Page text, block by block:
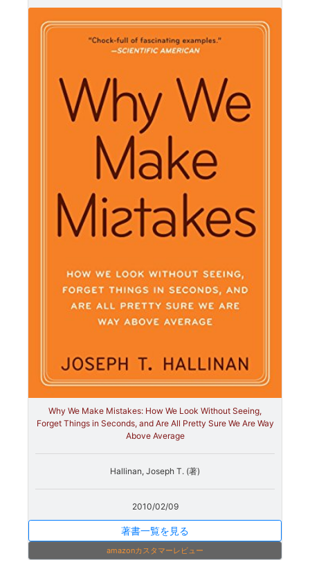
Why We Make Mistakes: How We Look Without Seeing,
Forget Things in Seconds, and Are All Pretty Sure We Are Way
Above Average
Hallinan, Joseph T. (著)
2010/02/09
著書一覧を見る
amazonカスタマーレビュー